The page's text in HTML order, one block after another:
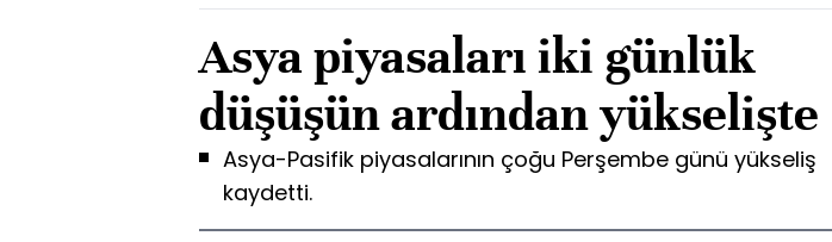
Asya piyasaları iki günlük
düşüşün ardından yükselişte
Asya-Pasifik piyasalarının çoğu Perşembe günü yükseliş
kaydetti.